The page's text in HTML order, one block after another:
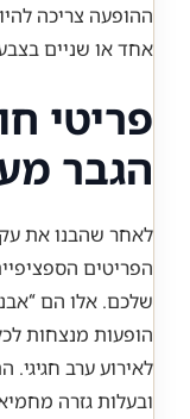
ההופעה צריכה
אחד או שניים בצבע
פריטי
הגבר מעל
לאחר שהבנו את
הפריטים
שלכם. אלו הם
הופעות מנצחות
לאירוע ערב
ובעלות גזרה